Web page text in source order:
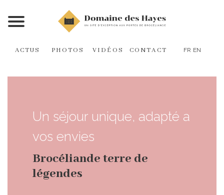
ACTUS PHOTOS VIDÉOS CONTACT FR EN
Un séjour unique, adapté a
vos envies
Brocéliande terre de
légendes